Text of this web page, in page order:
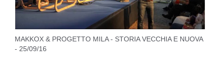
MAKKOX & PROGETTO MILA - STORIA VECCHIA E NUOVA
- 25/09/16